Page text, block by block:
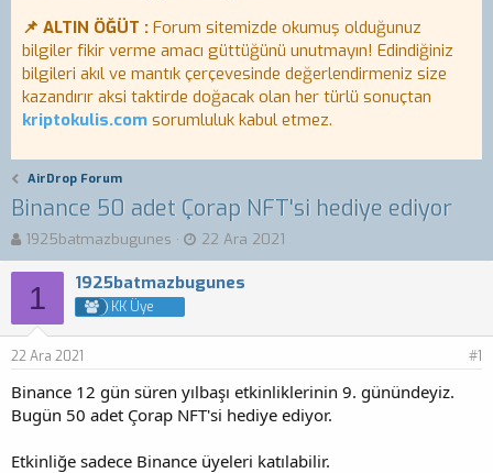
📌 ALTIN ÖĞÜT : Forum sitemizde okumuş olduğunuz
bilgiler fikir verme amacı güttüğünü unutmayın! Edindiğiniz
bilgileri akıl ve mantık çerçevesinde değerlendirmeniz size
kazandırır aksi taktirde doğacak olan her türlü sonuçtan
kriptokulis.com sorumluluk kabul etmez.
AirDrop Forum
Binance 50 adet Çorap NFT'si hediye ediyor
K
o
n
b
y
u
a
ş
a
1925batmazbugunes
B
a
ş
l
n
ç
t
r
22 Ara 2021
1 1925batmazbugunes
KK Üye
22 Ara 2021 #1
Binance 12 gün süren yılbaşı etkinliklerinin 9. günündeyiz.
Bugün 50 adet Çorap NFT'si hediye ediyor.
Etkinliğe sadece Binance üyeleri katılabilir.